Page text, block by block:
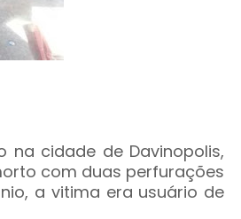
cidade de Davinopolis,
com duas perfurações
a vitima era usuário de